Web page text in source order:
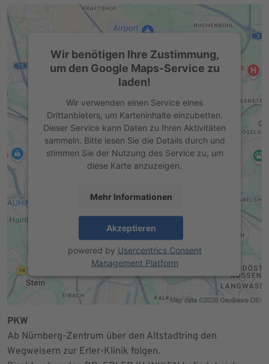
Wir benötigen Ihre Zustimmung,
um den Google Maps-Service zu
laden!
Wir verwenden einen Service eines
Drittanbieters, um Karteninhalte einzubetten.
Dieser Service kann Daten zu Ihren Aktivitäten
sammeln. Bitte lesen Sie die Details durch und
stimmen Sie der Nutzung des Service zu, um
diese Karte anzuzeigen.
Mehr Informationen
Akzeptieren
powered by Usercentrics Consent
Management Platform
PKW
Ab Nürnberg-Zentrum über den Altstadtring den
Wegweisern zur Erler-Klinik folgen.